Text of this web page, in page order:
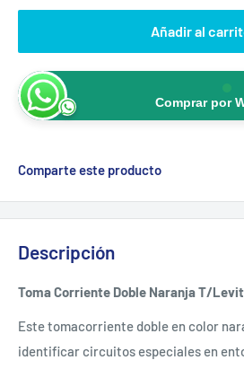
Añadir al
Comprar por
Comparte este producto
Descripción
Toma Corriente Doble Naranja T/
Este tomacorriente doble en color
identificar circuitos especiales en